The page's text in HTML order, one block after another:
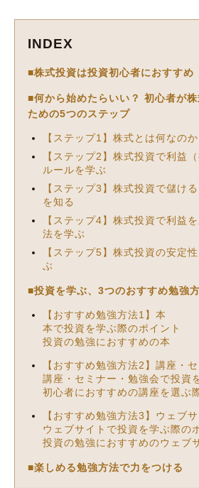
INDEX
■株式投資は投資初心者におすすめ
■何から始めたらいい？ 初心者が
ための5つのステップ
【ステップ1】株式とは何なの
【ステップ2】株式投資で利益
ルールを学ぶ
【ステップ3】株式投資で儲け
を知る
【ステップ4】株式投資で利益
法を学ぶ
【ステップ5】株式投資の安定
ぶ
■投資を学ぶ、3つのおすすめ勉強
【おすすめ勉強方法1】本
本で投資を学ぶ際のポイント
投資の勉強におすすめの本
【おすすめ勉強方法2】講座・
講座・セミナー・勉強会で投資
初心者におすすめの講座を選ぶ
【おすすめ勉強方法3】ウェブサ
ウェブサイトで投資を学ぶ際の
投資の勉強におすすめのウェブ
■楽しめる勉強方法で力をつける